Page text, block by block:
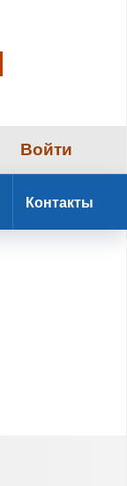
Войти
Контакты